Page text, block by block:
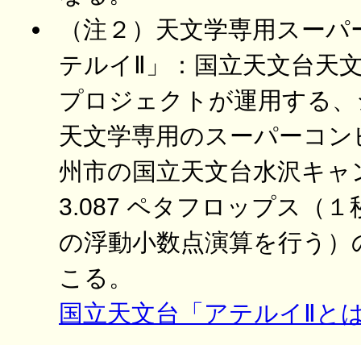
（注２）天文学専用スー
テルイⅡ」：国立天文台天
プロジェクトが運用する
天文学専用のスーパーコ
州市の国立天文台水沢キ
3.087 ペタフロップス（１
の浮動小数点演算を行う
こる。
国立天文台「アテルイⅡと